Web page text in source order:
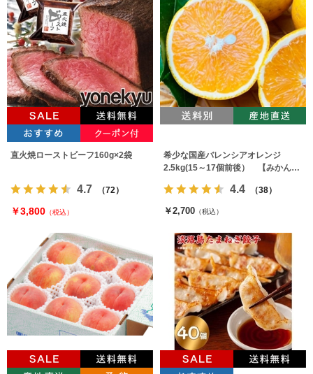
直火焼ローストビーフ160g×2袋
4.7 （72）
￥3,800 （税込）
希少な国産バレンシアオレンジ
2.5kg(15～17個前後） 【みかんの
4.4 （38）
￥2,700 （税込）